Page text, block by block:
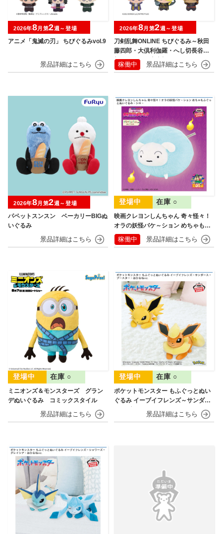
アニメ「鬼滅の刃」 ちびぐるみvol.9
2026年8月第2週～登場
刀剣乱舞ONLINE ちびぐるみ～秋田
藤四郎・大倶利伽羅・へし切長谷
部・獅子王・火車切～
2026年8月第2週～登場
稼働中
パペットスンスン ベーカリーBIGぬ
いぐるみ
2026年8月第2週～登場
映画クレヨンしんちゃん 奇々怪々！
オラの妖怪バケ～ション めちゃもふ
ぐっとぬいぐるみ シロ
在庫 ○
稼働中
ミニオンズ＆モンスターズ グラン
デぬいぐるみ コミックスタイル
在庫 ○
ポケットモンスター もふぐっとぬい
ぐるみ イーブイフレンズ～サンダー
ス・ブースター～おひるねver.
在庫 ○